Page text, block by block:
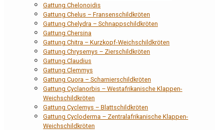
Gattung Chelonoidis
Gattung Chelus – Fransenschildkröten
Gattung Chelydra – Schnappschildkröten
Gattung Chersina
Gattung Chitra – Kurzkopf-Weichschildkröten
Gattung Chrysemys – Zierschildkröten
Gattung Claudius
Gattung Clemmys
Gattung Cuora – Scharnierschildkröten
Gattung Cyclanorbis – Westafrikanische Klappen-
Weichschildkröten
Gattung Cyclemys – Blattschildkröten
Gattung Cycloderma – Zentralafrikanische Klappen-
Weichschildkröten